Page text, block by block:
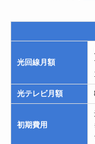
光回線月額
光テレビ月額
初期費用